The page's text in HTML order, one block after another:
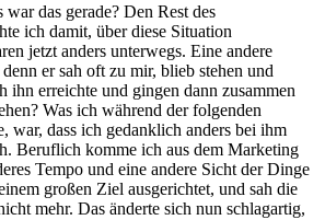
das gerade? Den Rest des
ich damit, über diese Situation
jetzt anders unterwegs. Eine andere
er sah oft zu mir, blieb stehen und
ihn erreichte und gingen dann zusammen
Was ich während der folgenden
war, dass ich gedanklich anders bei ihm
Beruflich komme ich aus dem Marketing
Tempo und eine andere Sicht der Dinge
großen Ziel ausgerichtet, und sah die
mehr. Das änderte sich nun schlagartig,